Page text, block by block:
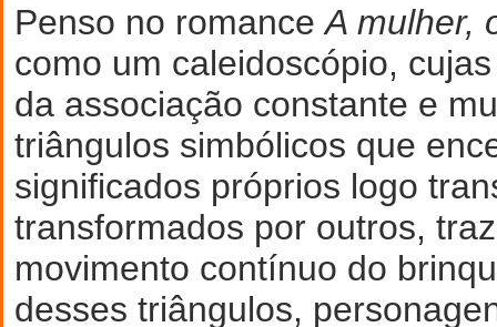
Penso no romanceA mulher,
como um caleidoscópio,
da associação constante e
triângulos simbólicos que
significados próprios logo
transformados por outros,
movimento contínuo do
desses triângulos,